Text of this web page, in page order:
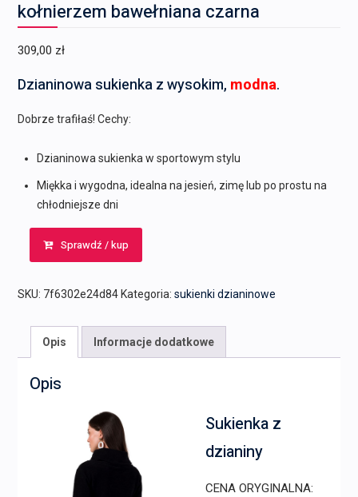
kołnierzem bawełniana czarna
309,00 zł
Dzianinowa sukienka z wysokim, modna.
Dobrze trafiłaś! Cechy:
Dzianinowa sukienka w sportowym stylu
Miękka i wygodna, idealna na jesień, zimę lub po prostu na
chłodniejsze dni
Sprawdź / kup
SKU: 7f6302e24d84 Kategoria: sukienki dzianinowe
Opis Informacje dodatkowe
Opis
Sukienka z
dzianiny
CENA ORYGINALNA: